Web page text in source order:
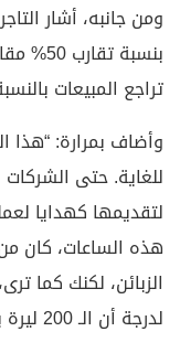
ومن جانبه، أشار
بنسبة
تراجع المبيعات
وأضاف بمرارة: “هذا
للغاية. حتى
لتقديمها كهدايا
هذه الساعات، كان
الزبائن، لكنك كما
لدرجة أن الـ 200 ليرة باتت تعادل 20 ليرة فقط”.